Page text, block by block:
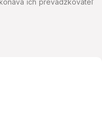
ich prevádzkovateľ